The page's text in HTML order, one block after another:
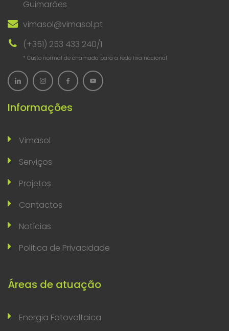
Guimarães
vimasol@vimasol.pt
(+351) 253 433 240/1
* Custo normal de chamada para a rede fixa nacional
Informações
Vimasol
Serviços
Projetos
Contactos
Notícias
Politica de Privacidade
Áreas de atuação
Energia Fotovoltaica